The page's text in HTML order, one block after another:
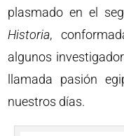
plasmado en el
Historia,
algunos
llamada pasión
nuestros días.